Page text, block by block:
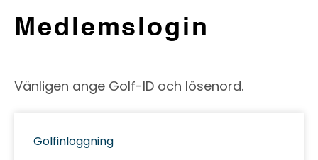
Medlemslogin
Vänligen ange Golf-ID och lösenord.
Golfinloggning